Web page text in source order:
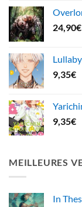
24,90€
9,35€
9,35€
MEILLEURES
In